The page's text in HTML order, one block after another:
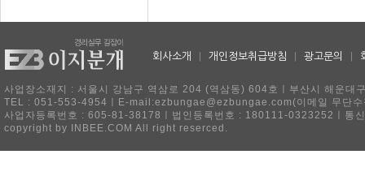
회사소개 개인정보취급방침 광고문의
사업장소재지 : 서울시 강남구 역삼로 204 (역삼동) 604호ㅣ부산시 해운
TEL : 051-553-4954ㅣE-mail:ezbungae@ezbungae.com(이메일 무단수
사업자등록번호 : 605-81-38178ㅣ법인등록번호 : 180111-0323252ㅣ통
copyright by INBEE.COM All right reserced.